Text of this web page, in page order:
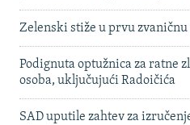
Zelenski stiže u prvu zvaničnu
Podignuta optužnica za ratne
osoba, uključujući Radoičića
SAD uputile zahtev za